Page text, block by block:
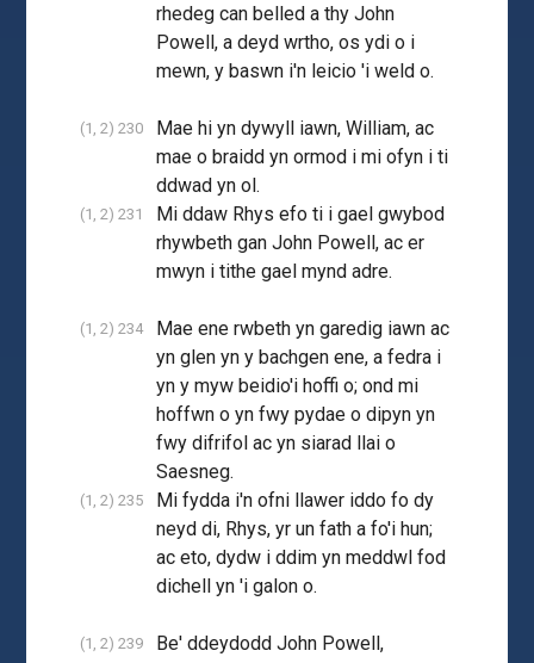
rhedeg can belled a thy John
Powell, a deyd wrtho, os ydi o i
mewn, y baswn i'n leicio 'i weld o.
(1, 2) 230
Mae hi yn dywyll iawn, William, ac
mae o braidd yn ormod i mi ofyn i ti
ddwad yn ol.
(1, 2) 231
Mi ddaw Rhys efo ti i gael gwybod
rhywbeth gan John Powell, ac er
mwyn i tithe gael mynd adre.
(1, 2) 234
Mae ene rwbeth yn garedig iawn ac
yn glen yn y bachgen ene, a fedra i
yn y myw beidio'i hoffi o; ond mi
hoffwn o yn fwy pydae o dipyn yn
fwy difrifol ac yn siarad llai o
Saesneg.
(1, 2) 235
Mi fydda i'n ofni llawer iddo fo dy
neyd di, Rhys, yr un fath a fo'i hun;
ac eto, dydw i ddim yn meddwl fod
dichell yn 'i galon o.
(1, 2) 239
Be' ddeydodd John Powell,